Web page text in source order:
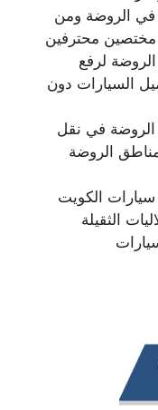
في الروضة ومن
مختصين محترفين
لرفع
السيارات دون
في نقل
الروضة
الكويت
الثقيلة